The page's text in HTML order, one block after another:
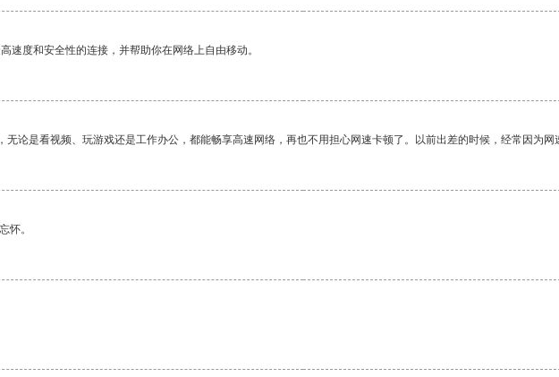
速度和安全性的连接，并帮助你在网络上自由移动。
论是看视频、玩游戏还是工作办公，都能畅享高速网络，再也不用担心网速卡顿了。以前出差的时候，经常因为
怀。